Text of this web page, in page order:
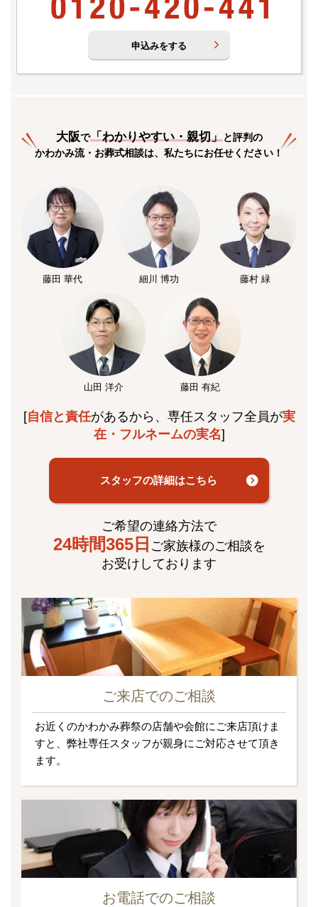
申込みをする
大阪で「わかりやすい・親切」と評判の
かわかみ流・お葬式相談は、私たちにお任せください！
藤田 華代 細川 博功 藤村 緑
山田 洋介 藤田 有紀
[自信と責任があるから、専任スタッフ全員が実
在・フルネームの実名]
スタッフの詳細はこちら
ご希望の連絡方法で
24時間365日 ご家族様のご相談を
お受けしております
ご来店でのご相談
お近くのかわかみ葬祭の店舗や会館にご来店頂けま
すと、弊社専任スタッフが親身にご対応させて頂き
ます。
お電話でのご相談